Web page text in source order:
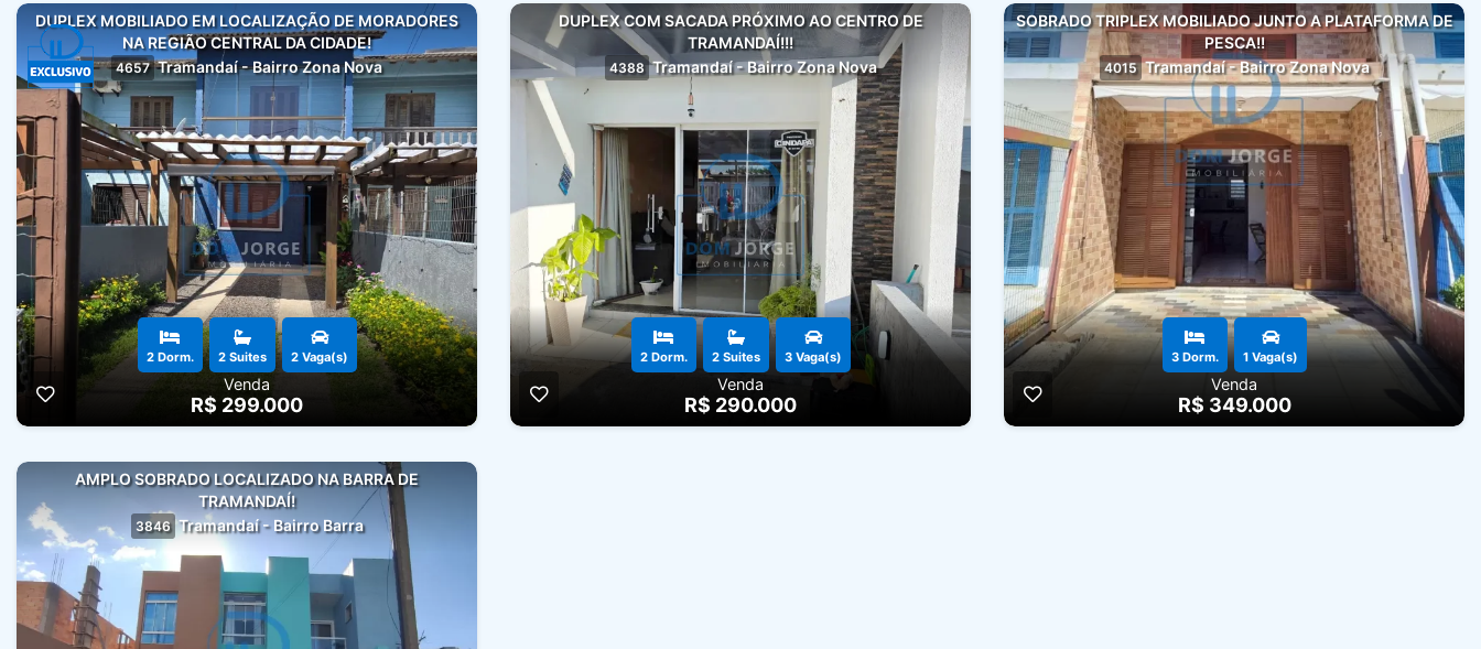
DUPLEX MOBILIADO EM LOCALIZAÇÃO DE MORADORES
NA REGIÃO CENTRAL DA CIDADE!
4657 Tramandaí - Bairro Zona Nova
2 Dorm. 2 Suites 2 Vaga(s)
Venda
R$ 299.000
DUPLEX COM SACADA PRÓXIMO AO CENTRO DE
TRAMANDAÍ!!!
4388 Tramandaí - Bairro Zona Nova
2 Dorm. 2 Suites 3 Vaga(s)
Venda
R$ 290.000
SOBRADO TRIPLEX MOBILIADO JUNTO A PLATAFORMA DE
PESCA!!
4015 Tramandaí - Bairro Zona Nova
3 Dorm. 1 Vaga(s)
Venda
R$ 349.000
AMPLO SOBRADO LOCALIZADO NA BARRA DE
TRAMANDAÍ!
3846 Tramandaí - Bairro Barra